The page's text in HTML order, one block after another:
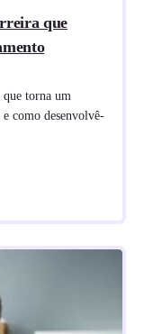
que
que torna um
como desenvolvê-